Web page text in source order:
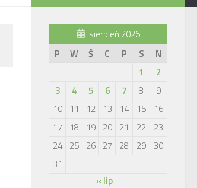
sierpień 2026
P
W Ś C P S
N
1
2
3
4 5 6 7 8
9
10
11 12 13 14 15
16
17
18 19 20 21 22
23
24 25 26 27 28 29
30
31
« lip